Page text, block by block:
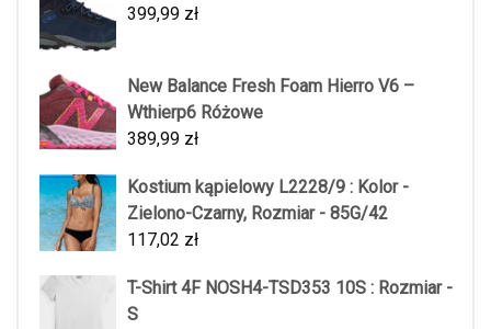
399,99 zł
New Balance Fresh Foam Hierro V6 –
Wthierp6 Różowe
389,99 zł
Kostium kąpielowy L2228/9 : Kolor -
Zielono-Czarny, Rozmiar - 85G/42
117,02 zł
T-Shirt 4F NOSH4-TSD353 10S : Rozmiar -
S